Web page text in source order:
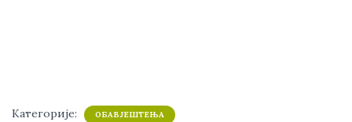
Категорије: ОБАВЈЕШТЕЊА